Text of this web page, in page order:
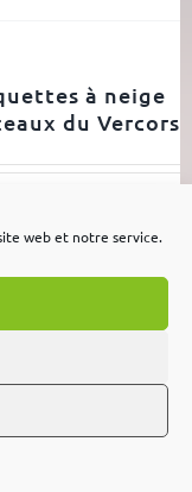
web et notre service.
à neige
du Vercors
Plateaux du
de 3 jours à la
Plateaux du
aventure unique
alpines. Pour la
5 jours, nous